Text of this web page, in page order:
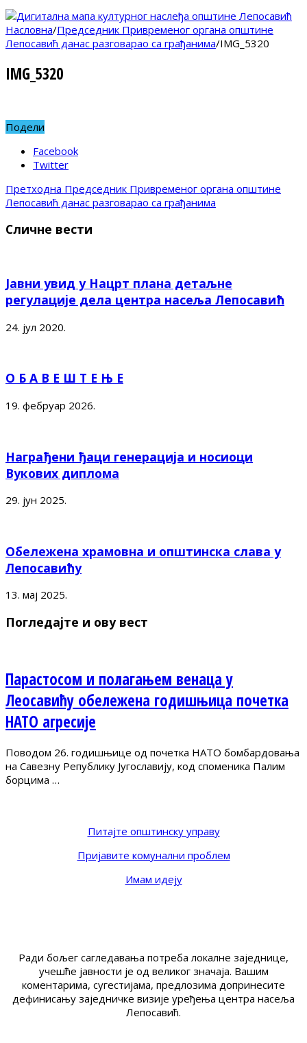
Насловна/Председник Привременог органа општине
Лепосавић данас разговарао са грађанима/IMG_5320
IMG_5320
Подели
Facebook
Twitter
Претходна Председник Привременог органа општине
Лепосавић данас разговарао са грађанима
Сличне вести
Јавни увид у Нацрт плана детаљне
регулације дела центра насеља Лепосавић
24. јул 2020.
О Б А В Е Ш Т Е Њ Е
19. фебруар 2026.
Награђени ђаци генерација и носиоци
Вукових диплома
29. јун 2025.
Обележена храмовна и општинска слава у
Лепосавићу
13. мај 2025.
Погледајте и ову вест
Парастосом и полагањем венаца у
Леосавићу обележена годишњица почетка
НАТО агресије
Поводом 26. годишњице од почетка НАТО бомбардовања
на Савезну Републику Југославију, код споменика Палим
борцима …
Питајте општинску управу
Пријавите комунални проблем
Имам идеју
Ради бољег сагледавања потреба локалне заједнице,
учешће јавности је од великог значаја. Вашим
коментарима, сугестијама, предлозима допринесите
дефинисању заједничке визије уређења центра насеља
Лепосавић.